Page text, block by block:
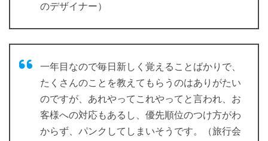
のデザイナー）
一年目なので毎日新しく覚えることばかりで、
たくさんのことを教えてもらうのはありがたい
のですが、あれやってこれやってと言われ、お
客様への対応もあるし、優先順位のつけ方がわ
からず、パンクしてしまいそうです。（旅行会